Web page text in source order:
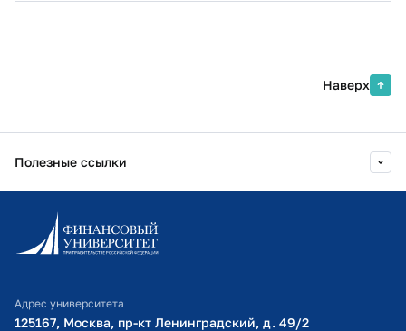
Наверх
Полезные ссылки
Информационно-образовательный портал
Личный кабинет поступающего
Оплата обучения
Адрес университета
125167, Москва, пр-кт Ленинградский, д. 49/2​